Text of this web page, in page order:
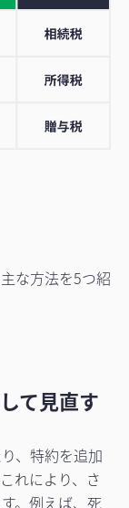
な方法を5つ紹
て見直す
、特約を追加
れにより、さ
。例えば、死